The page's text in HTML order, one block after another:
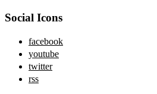
Social Icons
facebook
youtube
twitter
rss